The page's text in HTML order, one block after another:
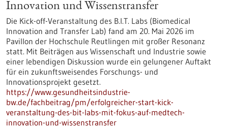
Innovation und Wissenstransfer
Die Kick-off-Veranstaltung des B.I.T. Labs (Biomedical
Innovation and Transfer Lab) fand am 20. Mai 2026 im
Pavillon der Hochschule Reutlingen mit großer Resonanz
statt. Mit Beiträgen aus Wissenschaft und Industrie sowie
einer lebendigen Diskussion wurde ein gelungener Auftakt
für ein zukunftsweisendes Forschungs- und
Innovationsprojekt gesetzt.
https://www.gesundheitsindustrie-
bw.de/fachbeitrag/pm/erfolgreicher-start-kick-
veranstaltung-des-bit-labs-mit-fokus-auf-medtech-
innovation-und-wissenstransfer